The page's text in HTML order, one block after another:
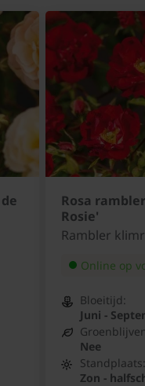
Rosa
Rosie'
Rambler
Online op
Bloeitijd:
Juni -
Nee
Standplaats:
Zon -